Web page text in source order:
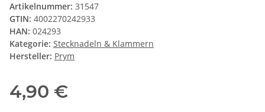
Artikelnummer: 31547
GTIN: 4002270242933
HAN: 024293
Kategorie: Stecknadeln & Klammern
Hersteller: Prym
4,90 €